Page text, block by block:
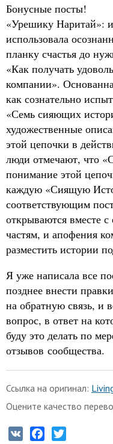
Бонусные посты!
«Урешику Наритай»:
использовала
планку счастья до
«Как получать
компании».
как сознательно
«Семь сияющих
художественные
этой цепочки в
люди отмечают, что
понимание этой
каждую «Сиящую
соответствующим
открываются вместе
частям, и апофения
разместить истории
Я уже написала все
позднее внести
на обратную связь, и
вопрос, в ответ на
буду это делать по
отзывов сообщества.
Ссылка на оригинал:
Оцените качество
VK Facebook